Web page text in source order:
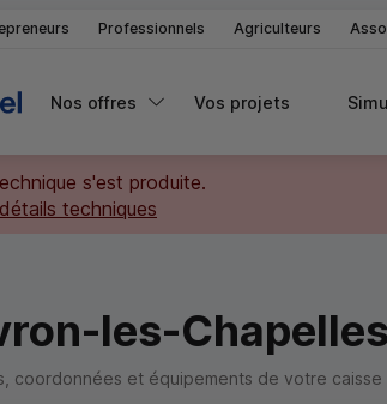
Professionnels Agriculteurs
Nos offres Vos projets
s'est produite.
techniques
page précédente
les-
coordonnées et équipements de votre caisse